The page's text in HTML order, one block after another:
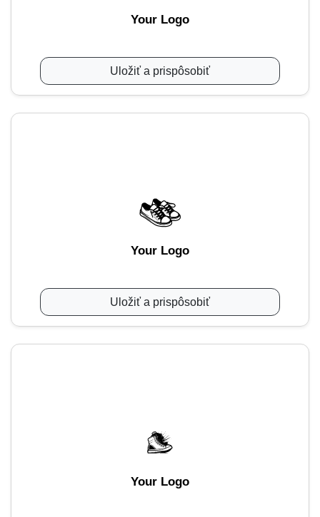
Your Logo
Uložiť a prispôsobiť
Your Logo
Uložiť a prispôsobiť
Your Logo